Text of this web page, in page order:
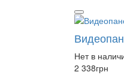
Нет в
2 338грн